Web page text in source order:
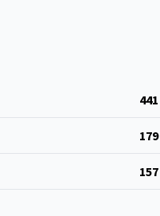
441
179
157